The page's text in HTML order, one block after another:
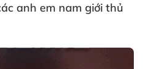
anh em nam giới thủ